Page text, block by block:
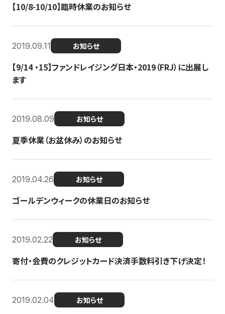
【10/8-10/10】臨時休業のお知らせ
2019.09.11 お知らせ
【9/14 ・15】ファンドレイジング日本・2019（FRJ）に出展し
ます
2019.08.09 お知らせ
夏季休業（お盆休み）のお知らせ
2019.04.26 お知らせ
ゴールデンウィークの休業日のお知らせ
2019.02.22 お知らせ
寄付・会費のクレジットカード決済手数料引き下げ決定！
2019.02.04 お知らせ